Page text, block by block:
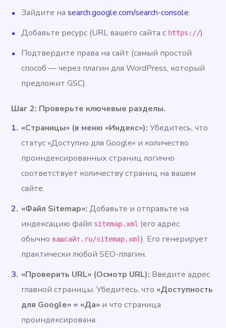
Зайдите наsearch.google.com/search-console.
Добавьте ресурс (URL вашего сайта с https://).
Подтвердите права на сайт (самый простой
способ — через плагин для WordPress, который
предложит GSC).
Шаг 2: Проверьте ключевые разделы.
«Страницы» (в меню «Индекс»): Убедитесь, что
статус «Доступно для Google» и количество
проиндексированных страниц логично
соответствует количеству страниц на вашем
сайте.
«Файл Sitemap»: Добавьте и отправьте на
индексацию файл sitemap.xml (его адрес
обычно вашсайт.ru/sitemap.xml). Его генерирует
практически любой SEO-плагин.
«Проверить URL» (Осмотр URL): Введите адрес
главной страницы. Убедитесь, что «Доступность
для Google» = «Да» и что страница
проиндексирована.